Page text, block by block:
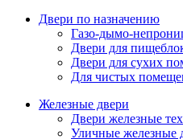
Двери по назначению
Газо-дымо-
Двери для
Двери для сухих
Для чистых
Железные двери
Двери железные
Уличные железные